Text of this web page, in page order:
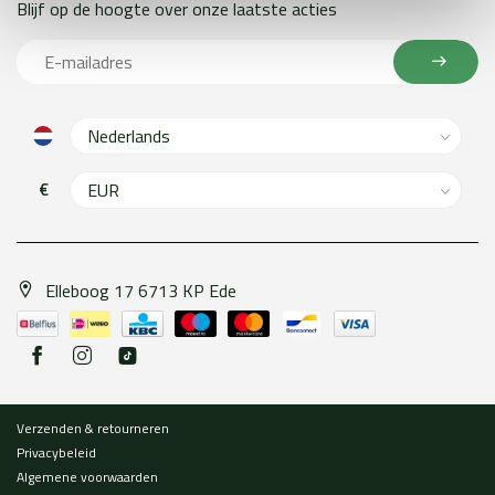
Blijf op de hoogte over onze laatste acties
€
Elleboog 17 6713 KP Ede
Verzenden & retourneren
Privacybeleid
Algemene voorwaarden